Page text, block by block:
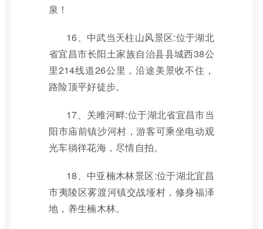
泉！
16、中武当天柱山风景区:位于湖北
省宜昌市长阳土家族自治县县城西38公
里214线道26公里，沿途美景收不住，
路险顶平好徒步。
17、关雎河畔:位于湖北省宜昌市当
阳市庙前镇沙河村，游客可乘坐电动观
光车徜徉花海，尽情自拍。
18、中亚楠木林景区:位于湖北宜昌
市夷陵区雾渡河镇交战垭村，修身福泽
地，养生楠木林。